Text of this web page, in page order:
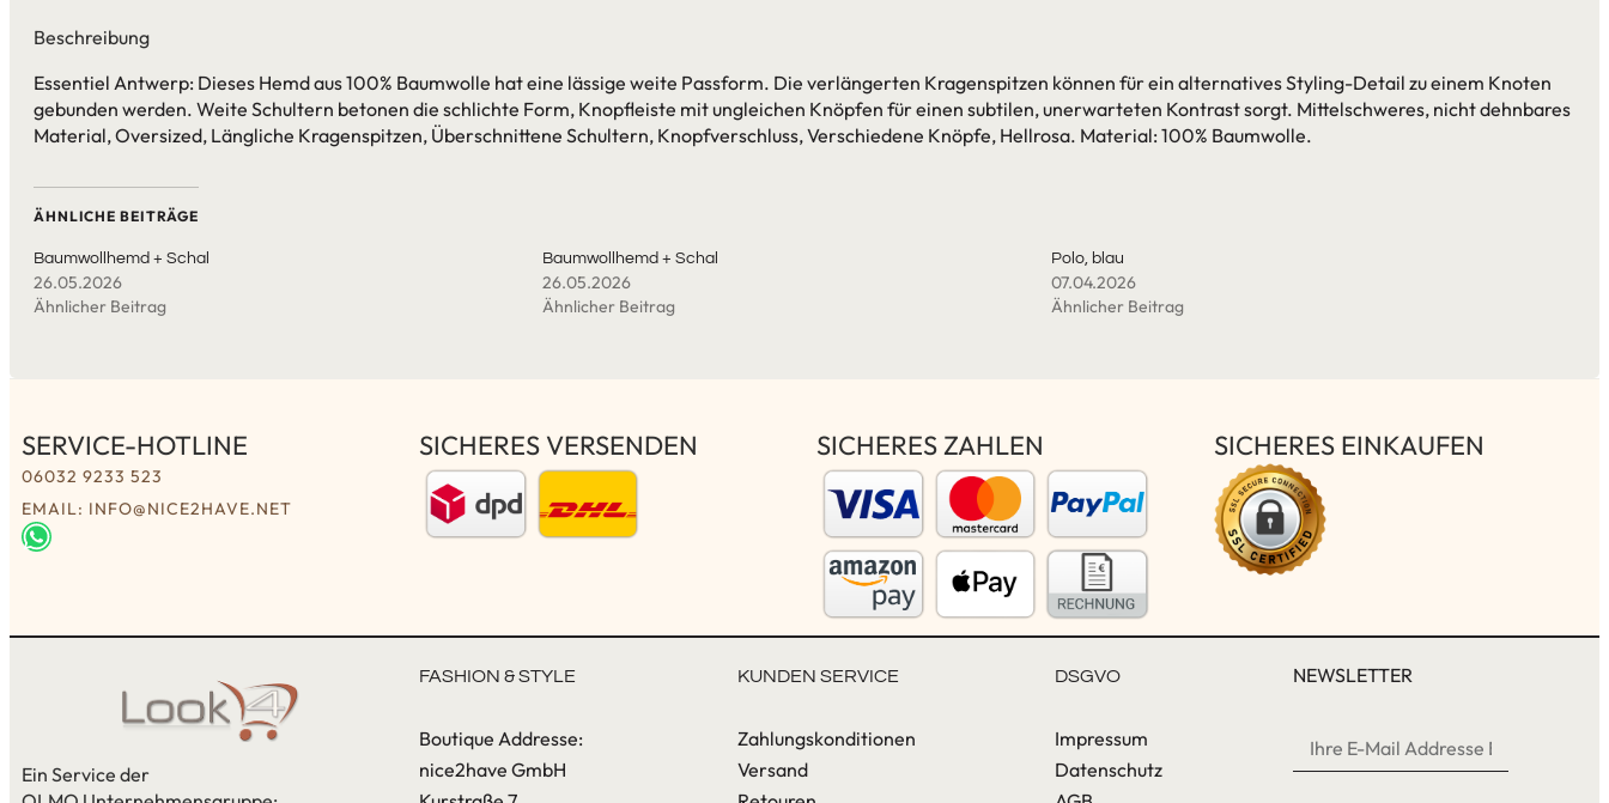
Beschreibung
Essentiel Antwerp: Dieses Hemd aus 100% Baumwolle hat eine lässige weite Passform. Die verlängerten Kragenspitzen können für ein alternatives Styling-Detail zu einem Knoten
gebunden werden. Weite Schultern betonen die schlichte Form, Knopfleiste mit ungleichen Knöpfen für einen subtilen, unerwarteten Kontrast sorgt. Mittelschweres, nicht dehnbares
Material, Oversized, Längliche Kragenspitzen, Überschnittene Schultern, Knopfverschluss, Verschiedene Knöpfe, Hellrosa. Material: 100% Baumwolle.
ÄHNLICHE BEITRÄGE
Baumwollhemd + Schal
26.05.2026
Ähnlicher Beitrag
Baumwollhemd + Schal
26.05.2026
Ähnlicher Beitrag
Polo, blau
07.04.2026
Ähnlicher Beitrag
SERVICE-HOTLINE
06032 9233 523
EMAIL: INFO@NICE2HAVE.NET
SICHERES VERSENDEN SICHERES ZAHLEN SICHERES EINKAUFEN
Ein Service der
FASHION & STYLE
Boutique Addresse:
nice2have GmbH
KUNDEN SERVICE
Zahlungskonditionen
Versand
DSGVO
Impressum
Datenschutz
NEWSLETTER